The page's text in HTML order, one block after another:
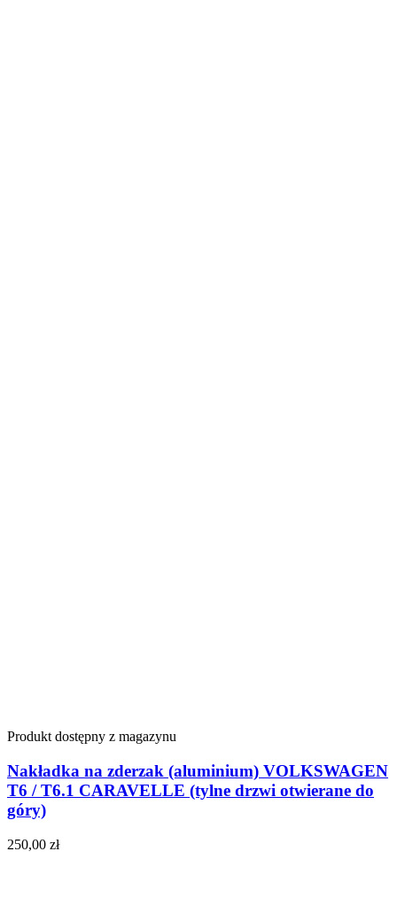
Produkt dostępny z magazynu
Nakładka na zderzak (aluminium) VOLKSWAGEN
T6 / T6.1 CARAVELLE (tylne drzwi otwierane do
góry)
250,00 zł